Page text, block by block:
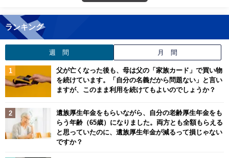
ランキング
週 間 月 間
父が亡くなった後も、母は父の「家族カード」で買い物
を続けています。「自分の名義だから問題ない」と言い
ますが、このまま利用を続けてもよいのでしょうか？
遺族厚生年金をもらいながら、自分の老齢厚生年金をも
らう年齢（65歳）になりました。両方とも全額もらえる
と思っていたのに、遺族厚生年金が減るって損じゃない
ですか？